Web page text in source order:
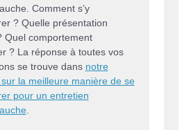
Comment s’y
? Quelle présentation
Quel comportement
? La réponse à toutes vos
se trouve dans notre
la meilleure manière de se
pour un entretien
.